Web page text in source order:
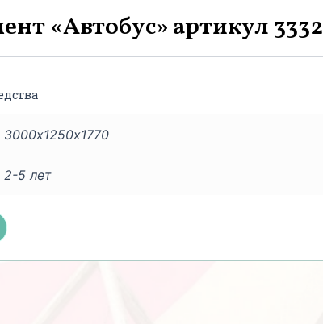
«Автобус» артикул 3332
3000х1250х1770
2-5 лет